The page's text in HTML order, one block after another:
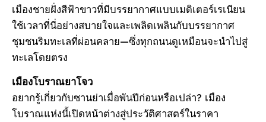
เมืองชายฝั่งสีฟ้าขาวที่มีบรรยากาศแบบเมดิเตอร์เรเนียน
ใช้เวลาที่นี่อย่างสบายใจและเพลิดเพลินกับบรรยากาศ
ชุมชนริมทะเลที่ผ่อนคลาย—ซึ่งทุกถนนดูเหมือนจะนําไปสู่
ทะเลโดยตรง
เมืองโบราณยาโจว
อยากรู้เกี่ยวกับซานย่าเมื่อพันปีก่อนหรือเปล่า? เมือง
โบราณแห่งนี้เปิดหน้าต่างสู่ประวัติศาสตร์ในราคา